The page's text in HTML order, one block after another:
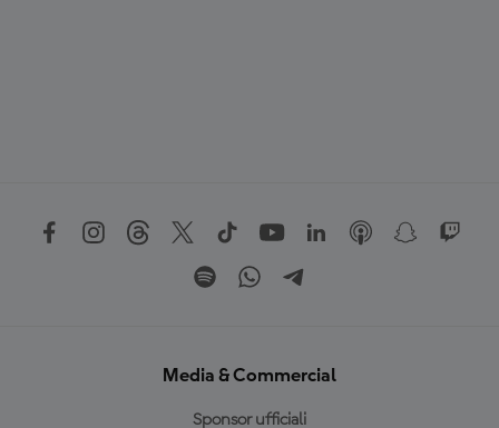
Media & Commercial
Sponsor ufficiali